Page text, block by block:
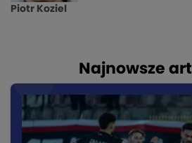
Piotr Koziel
Najnowsze